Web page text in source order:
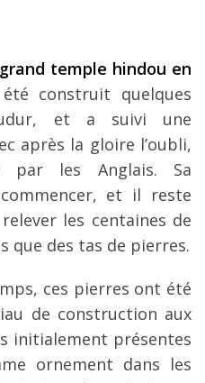
temple hindou en
construit quelques
et a suivi une
après la gloire l’oubli,
par les Anglais. Sa
et il reste
les centaines de
que des tas de pierres.
ces pierres ont été
de construction aux
initialement présentes
ornement dans les